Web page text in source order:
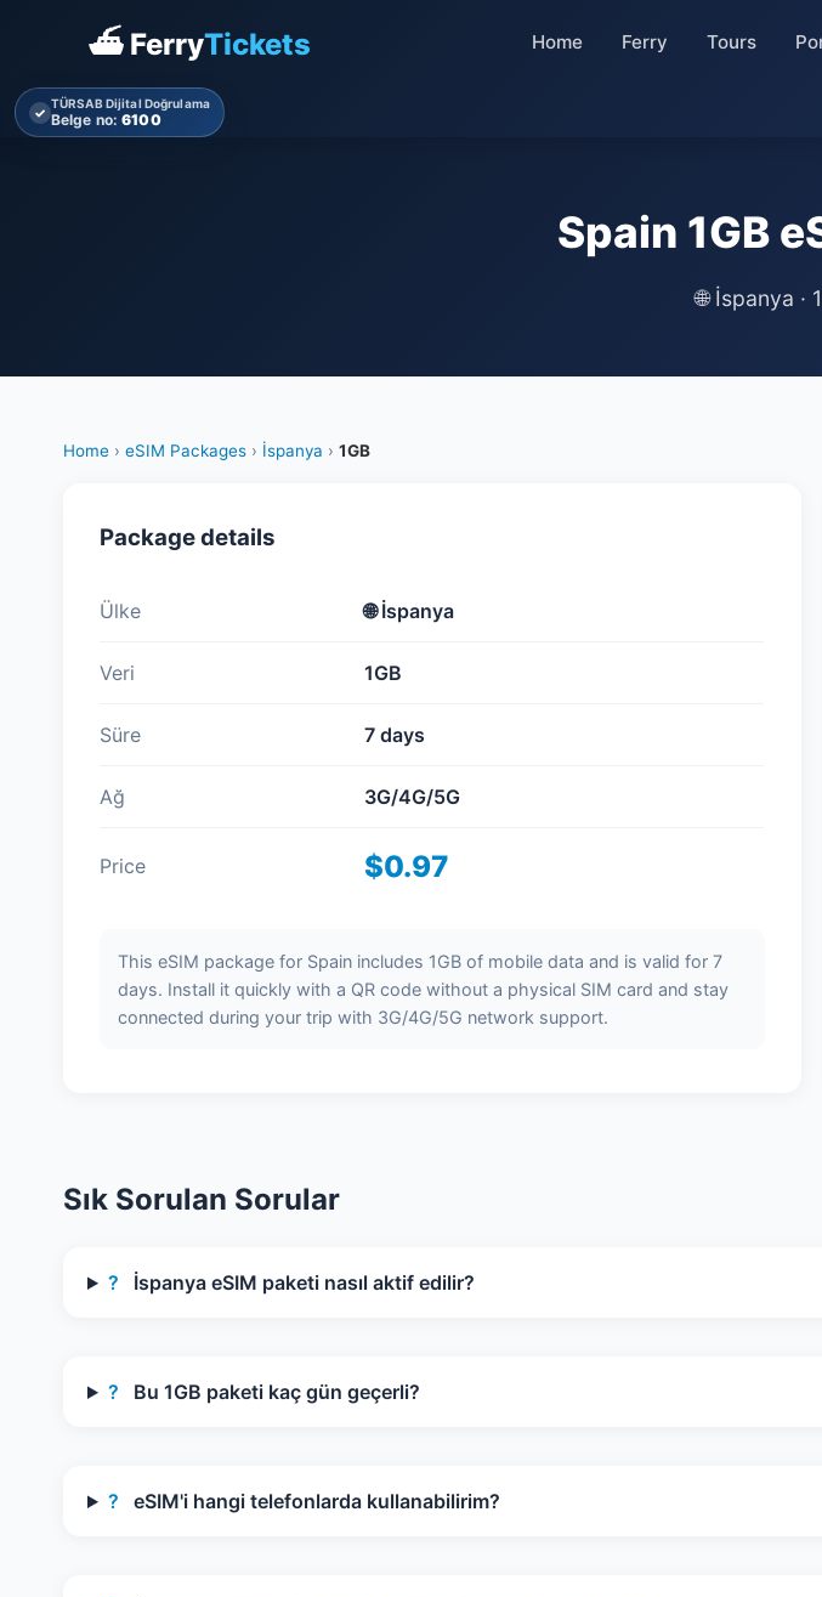
⛴ FerryTickets Home Ferry Tours
✓
TÜRSAB Dijital Doğrulama
Belge no: 6100
Spain 1GB
🌐 İspanya ·
Home › eSIM Packages › İspanya › 1GB
Package details
Ülke 🌐 İspanya
Veri 1GB
Süre 7 days
Ağ 3G/4G/5G
Price $0.97
This eSIM package for Spain includes 1GB of mobile data and is valid for 7
days. Install it quickly with a QR code without a physical SIM card and stay
connected during your trip with 3G/4G/5G network support.
Sık Sorulan Sorular
? İspanya eSIM paketi nasıl aktif edilir?
? Bu 1GB paketi kaç gün geçerli?
? eSIM'i hangi telefonlarda kullanabilirim?